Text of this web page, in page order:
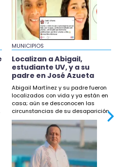
UV, y a su padre
desaparecida en
bloquean Sefiplan por
de “simulador” tras
MUNICIPIOS
Localizan a Abigail,
estudiante UV, y a su
padre en José Azueta
Abigail Martínez y su padre fueron
localizados con vida y ya están en
casa; aún se desconocen las
circunstancias de su desaparición.